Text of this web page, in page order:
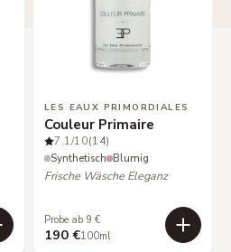
LES EAUX PRIMORDIALES
Couleur Primaire
7.1/10(14)
Synthetisch Blumig
Frische Wäsche Eleganz
Probe ab 9 €
190 €100ml